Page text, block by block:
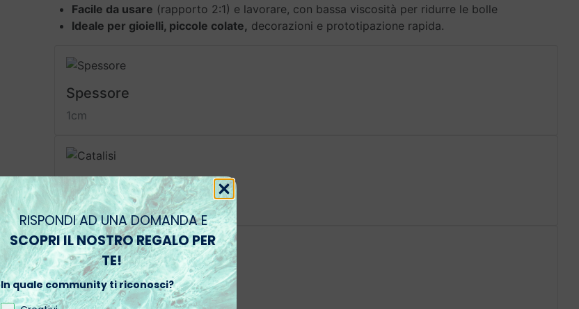
Stampi
quantità
Facile da usare (rapporto 2:1) e lavorare, con bassa viscosità per ridurre le bolle
Ideale per gioielli, piccole colate, decorazioni e prototipazione rapida.
Spessore
1cm
Catalisi
6h
Special
no bolle
RISPONDI AD UNA DOMANDA E
SCOPRI IL NOSTRO REGALO PER
TE!
In quale community ti riconosci?